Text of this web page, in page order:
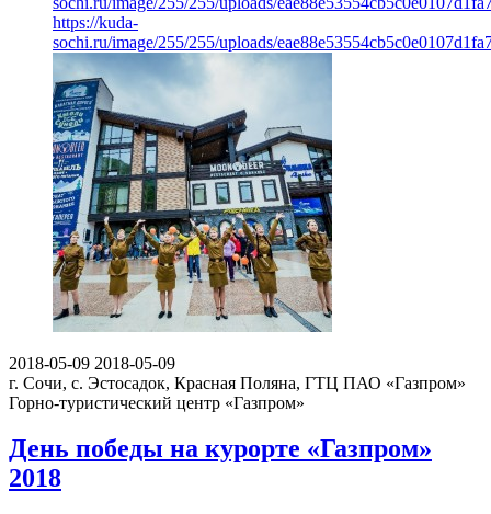
https://kuda-
sochi.ru/image/255/255/uploads/
2018-05-09 2018-05-09
г. Сочи, с. Эстосадок, Красная Поляна, ГТЦ ПАО «Газпром»
Горно-туристический центр «Газпром»
День победы на курорте «Газпром»
2018